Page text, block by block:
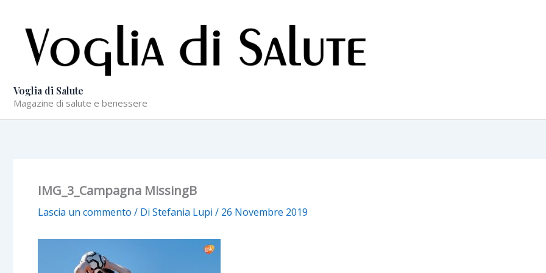
contenuto
Voglia di Salute
Magazine di salute e benessere
IMG_3_Campagna MissingB
Lascia un commento / Di Stefania Lupi / 26 Novembre 2019